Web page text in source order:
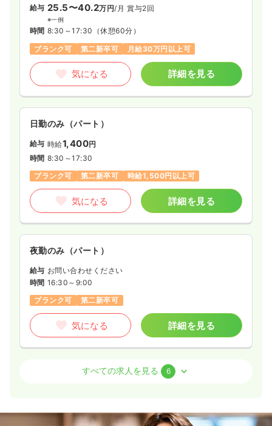
給与 25.5〜40.2万円/月 賞与2回
※一例
時間 8:30～17:30 （休憩60分）
ブランク可
第二新卒可 月給30万円以上可
気になる 詳細を見る
日勤のみ（パート）
給与 時給1,400円
時間 8:30～17:30
ブランク可
第二新卒可 時給1,500円以上可
気になる 詳細を見る
夜勤のみ（パート）
給与 お問い合わせください
時間 16:30～9:00
ブランク可
第二新卒可
気になる 詳細を見る
給与 20.3〜35.0万円/月 賞与2回
すべての求人を見る 6